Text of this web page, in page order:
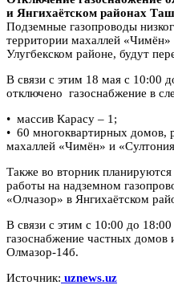
и Янгихаётском районах
Подземные газопроводы
территории махаллей
Улугбекском районе, будут
В связи с этим 18 мая с 10:00
отключено газоснабжение в
• массив Карасу – 1;
• 60 многоквартирных домов,
махаллей «Чимён» и
Также во вторник
работы на надземном
«Олчазор» в Янгихаётском
В связи с этим с 10:00 до
газоснабжение частных домов
Олмазор-14б.
Источник: uznews.uz